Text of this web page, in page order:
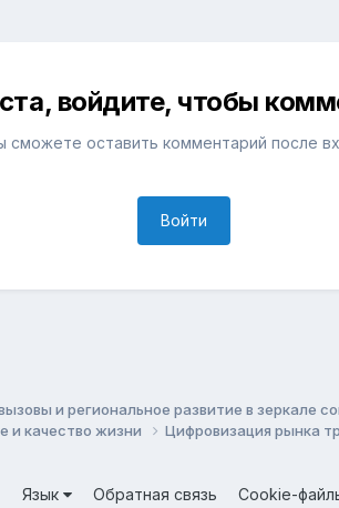
войдите, чтобы
сможете оставить комментарий после
Войти
и региональное развитие в зеркале
и качество жизни
Цифровизация рынка
Язык Обратная связь Cookie-